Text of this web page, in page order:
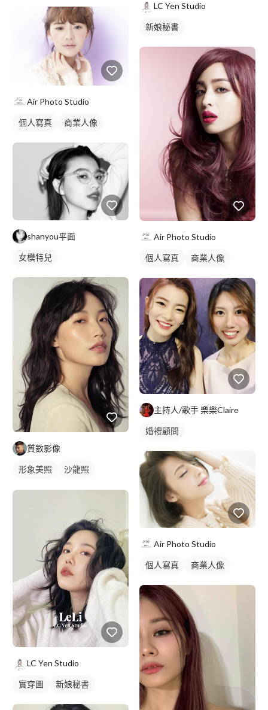
Air Photo Studio
個人寫真 商業人像
shanyou平面
女模特兒
質數影像
形象美照
沙龍照
LC Yen Studio
實穿圖 新娘秘書
LC Yen Studio
新娘秘書
Air Photo Studio
個人寫真 商業人像
主持人/歌手 樂樂Claire
婚禮顧問
Air Photo Studio
個人寫真 商業人像